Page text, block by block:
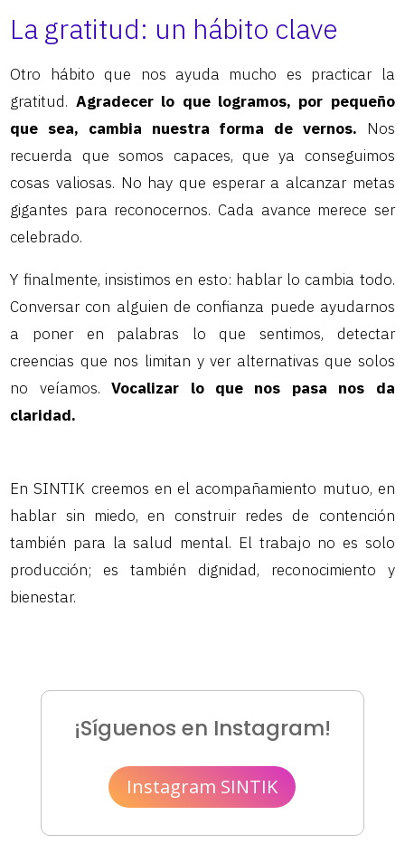
La gratitud: un hábito clave
Otro hábito que nos ayuda mucho es practicar la
gratitud. Agradecer lo que logramos, por pequeño
que sea, cambia nuestra forma de vernos. Nos
recuerda que somos capaces, que ya conseguimos
cosas valiosas. No hay que esperar a alcanzar metas
gigantes para reconocernos. Cada avance merece ser
celebrado.
Y finalmente, insistimos en esto: hablar lo cambia todo.
Conversar con alguien de confianza puede ayudarnos
a poner en palabras lo que sentimos, detectar
creencias que nos limitan y ver alternativas que solos
no veíamos.Vocalizar lo que nos pasa nos da
claridad.
En SINTIK creemos en el acompañamiento mutuo, en
hablar sin miedo, en construir redes de contención
también para la salud mental. El trabajo no es solo
producción; es también dignidad, reconocimiento y
bienestar.
¡Síguenos en Instagram!
Instagram SINTIK